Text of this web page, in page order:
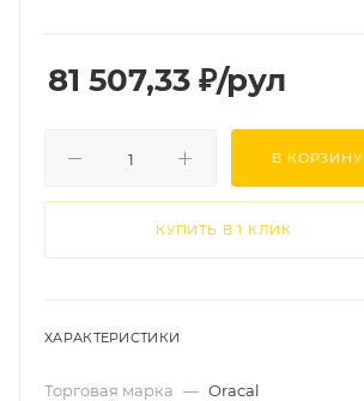
81 507,33 ₽/рул
В КОРЗИНУ
КУПИТЬ В 1 КЛИК
ХАРАКТЕРИСТИКИ
Торговая марка — Oracal